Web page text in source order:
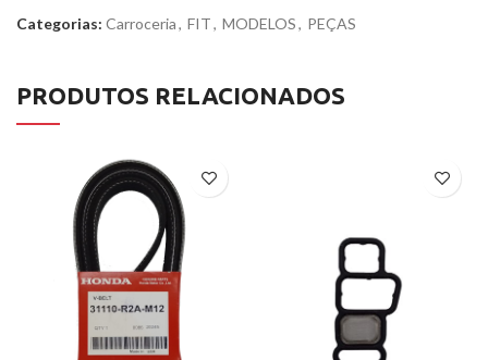
Categorias: Carroceria, FIT, MODELOS, PEÇAS
PRODUTOS RELACIONADOS